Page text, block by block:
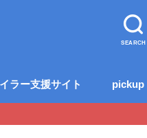
SEARCH
ラー支援サイト pickup